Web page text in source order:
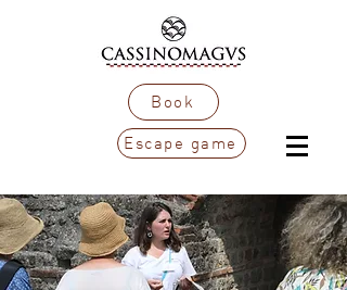
Book
Escape game